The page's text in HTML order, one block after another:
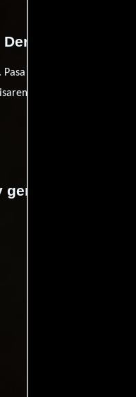
Fall Lucona?
por nuestro catálogo de
cuando se